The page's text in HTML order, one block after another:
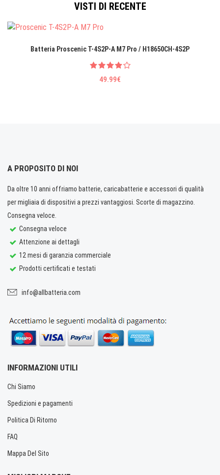
VISTI DI RECENTE
Batteria Proscenic T-4S2P-A M7 Pro / H18650CH-4S2P
49.99€
A PROPOSITO DI NOI
Da oltre 10 anni offriamo batterie, caricabatterie e accessori di qualità
per migliaia di dispositivi a prezzi vantaggiosi. Scorte di magazzino.
Consegna veloce.
Consegna veloce
Attenzione ai dettagli
12 mesi di garanzia commerciale
Prodotti certificati e testati
info@allbatteria.com
INFORMAZIONI UTILI
Chi Siamo
Spedizioni e pagamenti
Politica Di Ritorno
FAQ
Mappa Del Sito